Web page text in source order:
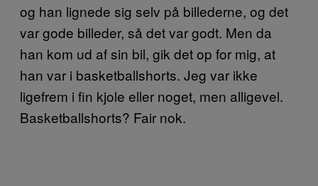
og han lignede sig selv på billederne, og det
var gode billeder, så det var godt. Men da
han kom ud af sin bil, gik det op for mig, at
han var i basketballshorts. Jeg var ikke
ligefrem i fin kjole eller noget, men alligevel.
Basketballshorts? Fair nok.